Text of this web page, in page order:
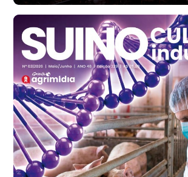
Frango - Indicador
SP
R$ 7,13
kg
Frango - Indicador
SP
R$ 7,15
kg
Trigo Atacado - Regional
PR
R$ 1.417,12